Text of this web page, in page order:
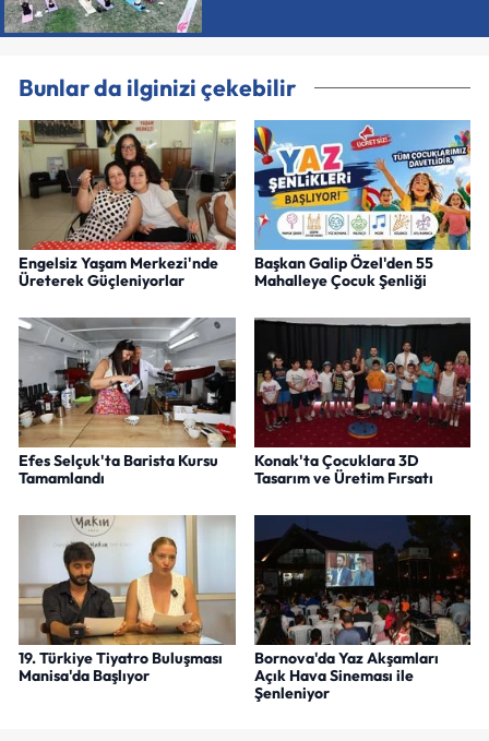
Bunlar da ilginizi çekebilir
Engelsiz Yaşam Merkezi'nde
Üreterek Güçleniyorlar
Başkan Galip Özel'den 55
Mahalleye Çocuk Şenliği
Efes Selçuk'ta Barista Kursu
Tamamlandı
Konak'ta Çocuklara 3D
Tasarım ve Üretim Fırsatı
19. Türkiye Tiyatro Buluşması
Manisa'da Başlıyor
Bornova'da Yaz Akşamları
Açık Hava Sineması ile
Şenleniyor